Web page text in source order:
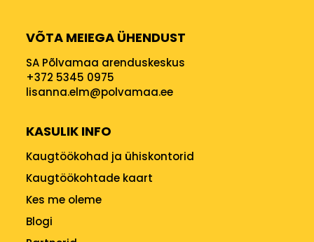
VÕTA MEIEGA ÜHENDUST
SA Põlvamaa arenduskeskus
+372 5345 0975
lisanna.elm@polvamaa.ee
KASULIK INFO
Kaugtöökohad ja ühiskontorid
Kaugtöökohtade kaart
Kes me oleme
Blogi